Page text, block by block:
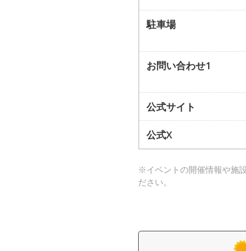
駐車場
お問い合わせ1
公式サイト
公式X
※イベントの開催情報や施
ださい。